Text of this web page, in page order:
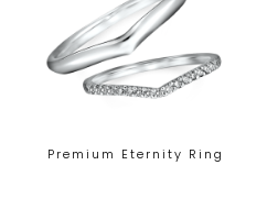
Premium Eternity Ring